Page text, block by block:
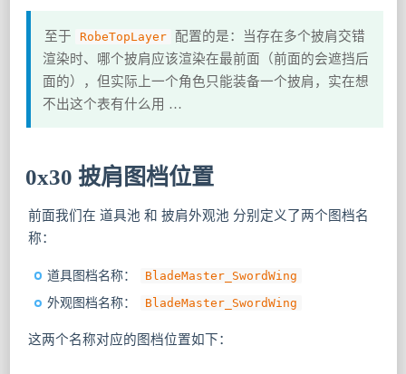
至于 RobeTopLayer
配置的是：当存在多个披肩交错
渲染时、哪个披肩应该渲染在最前面（前面的会遮挡后
面的），但实际上一个角色只能装备一个披肩，实在想
不出这个表有什么用 …
0x30 披肩图档位置
前面我们在 道具池 和 披肩外观池 分别定义了两个图档名
称：
道具图档名称： BladeMaster_SwordWing
外观图档名称： BladeMaster_SwordWing
这两个名称对应的图档位置如下：